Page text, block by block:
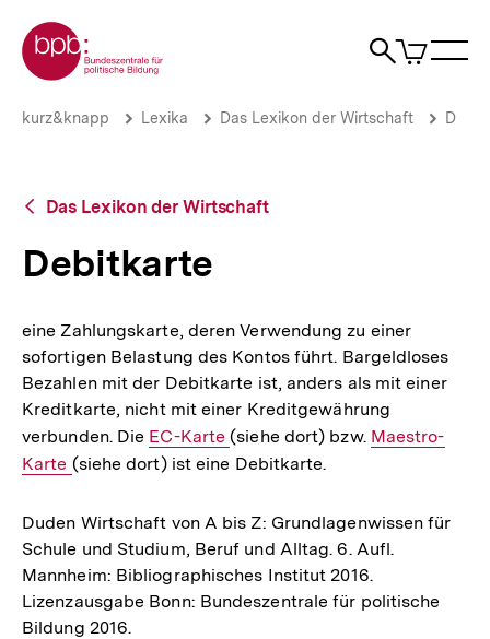
zum
Seiteninhalt
springen
Zur Startseite der bpb
Suche
Artikel
im
Debitkarte
Brotkrümelnavigation
Pfadnavigation
kurz&knapp Lexika Das Lexikon der Wirtschaft D
Zurück
Übersicht
Das Lexikon der Wirtschaft
Debitkarte
eine Zahlungskarte, deren Verwendung zu einer
sofortigen Belastung des Kontos führt. Bargeldloses
Bezahlen mit der Debitkarte ist, anders als mit einer
Kreditkarte, nicht mit einer Kreditgewährung
verbunden. Die Interner
Link:
EC-Karte(siehe dort) bzw. Interner
Maestro-
Karte (siehe dort) ist eine Debitkarte.
Duden Wirtschaft von A bis Z: Grundlagenwissen für
Schule und Studium, Beruf und Alltag. 6. Aufl.
Mannheim: Bibliographisches Institut 2016.
Lizenzausgabe Bonn: Bundeszentrale für politische
Bildung 2016.